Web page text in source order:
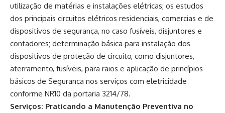
utilização de matérias e instalações elétricas; os estudos
dos principais circuitos elétricos residenciais, comercias e de
dispositivos de segurança, no caso fusíveis, disjuntores e
contadores; determinação básica para instalação dos
dispositivos de proteção de circuito, como disjuntores,
aterramento, fusíveis, para raios e aplicação de princípios
básicos de Segurança nos serviços com eletricidade
conforme NR10 da portaria 3214/78.
Serviços: Praticando a Manutenção Preventiva no